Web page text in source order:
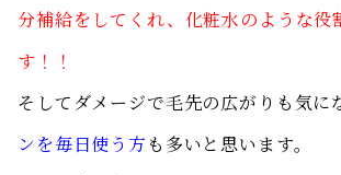
分補給をしてくれ、化粧水のような役
す！！
そしてダメージで毛先の広がりも気に
ンを毎日使う方 も多いと思います。